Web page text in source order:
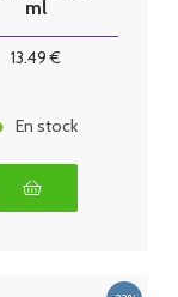
ml
13.49€
En stock